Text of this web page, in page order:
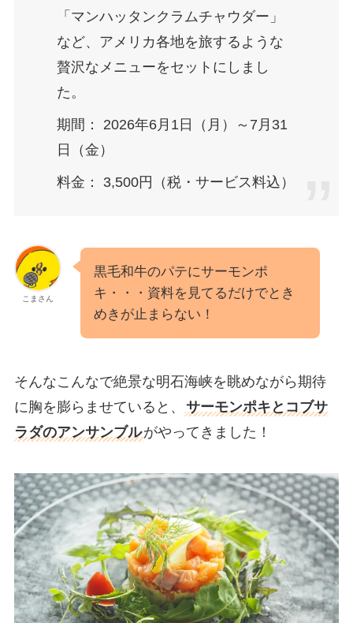
「マンハッタンクラムチャウダー」
など、アメリカ各地を旅するような
贅沢なメニューをセットにしまし
た。
期間： 2026年6月1日（月）～7月31
日（金）
料金： 3,500円（税・サービス料込）
こまさん
黒毛和牛のパテにサーモンポ
キ・・・資料を見てるだけでとき
めきが止まらない！
そんなこんなで絶景な明石海峡を眺めながら期待
に胸を膨らませていると、
サーモンポキとコブサ
ラダのアンサンブルがやってきました！